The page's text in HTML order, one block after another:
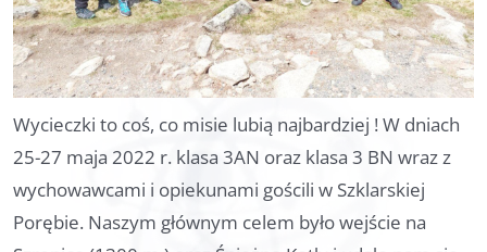
Pomoc
Kontakt
Wycieczki to coś, co misie lubią najbardziej ! W dniach
25-27 maja 2022 r. klasa 3AN oraz klasa 3 BN wraz z
wychowawcami i opiekunami gościli w Szklarskiej
Porębie. Naszym głównym celem było wejście na